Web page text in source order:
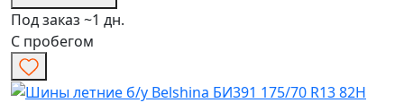
Под заказ ~1 дн.
С пробегом